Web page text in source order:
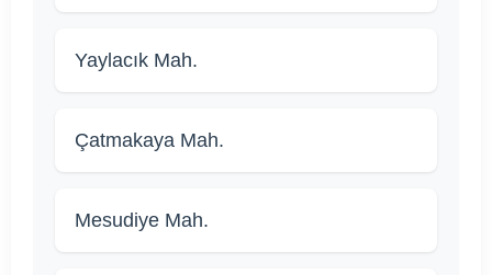
Yaylacık Mah.
Çatmakaya Mah.
Mesudiye Mah.